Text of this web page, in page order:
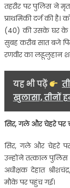
तहरीर पर पुलिस ने
प्राथमिकी दर्ज की है।
(40) की उसके घर के
सुबह करीब सात बजे
रणवीर का लहूलुहान
यह भी पढ़ें
खुलासा, तीनों
सिर, गले और चेहरे पर
सिर, गले और चेहरे
उन्होंने तत्काल पुलिस
अधीक्षक देहात
मौके पर पहुंच गई।